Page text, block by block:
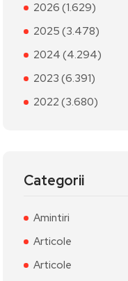
2026 (1.629)
2025 (3.478)
2024 (4.294)
2023 (6.391)
2022 (3.680)
Categorii
Amintiri
Articole
Articole